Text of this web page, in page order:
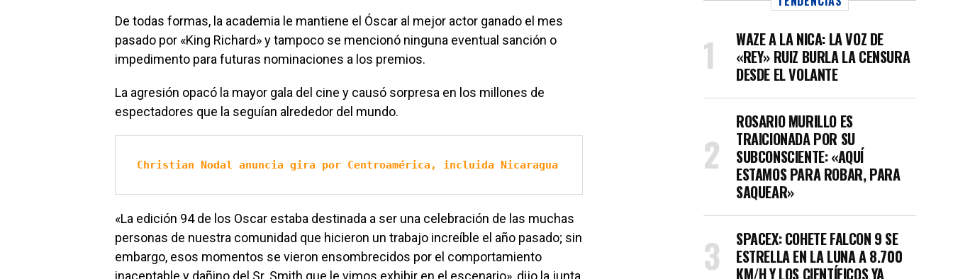
De todas formas, la academia le mantiene el Óscar al mejor actor ganado el mes
pasado por «King Richard» y tampoco se mencionó ninguna eventual sanción o
impedimento para futuras nominaciones a los premios.
La agresión opacó la mayor gala del cine y causó sorpresa en los millones de
espectadores que la seguían alrededor del mundo.
Christian Nodal anuncia gira por Centroamérica, incluida Nicaragua
«La edición 94 de los Oscar estaba destinada a ser una celebración de las muchas
personas de nuestra comunidad que hicieron un trabajo increíble el año pasado; sin
embargo, esos momentos se vieron ensombrecidos por el comportamiento
inaceptable y dañino del Sr. Smith que le vimos exhibir en el escenario», dijo la junta
WAZE A LA NICA: LA VOZ DE
«REY» RUIZ BURLA LA CENSURA
DESDE EL VOLANTE
ROSARIO MURILLO ES
TRAICIONADA POR SU
SUBCONSCIENTE: «AQUÍ
ESTAMOS PARA ROBAR, PARA
SAQUEAR»
SPACEX: COHETE FALCON 9 SE
ESTRELLA EN LA LUNA A 8.700
KM/H Y LOS CIENTÍFICOS YA